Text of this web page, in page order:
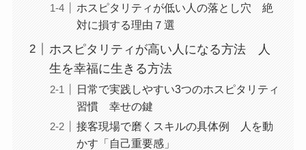
ホスピタリティが低い人の落とし穴 絶
対に損する理由７選
ホスピタリティが高い人になる方法 人
生を幸福に生きる方法
日常で実践しやすい3つのホスピタリティ
習慣 幸せの鍵
接客現場で磨くスキルの具体例 人を動
かす「自己重要感」